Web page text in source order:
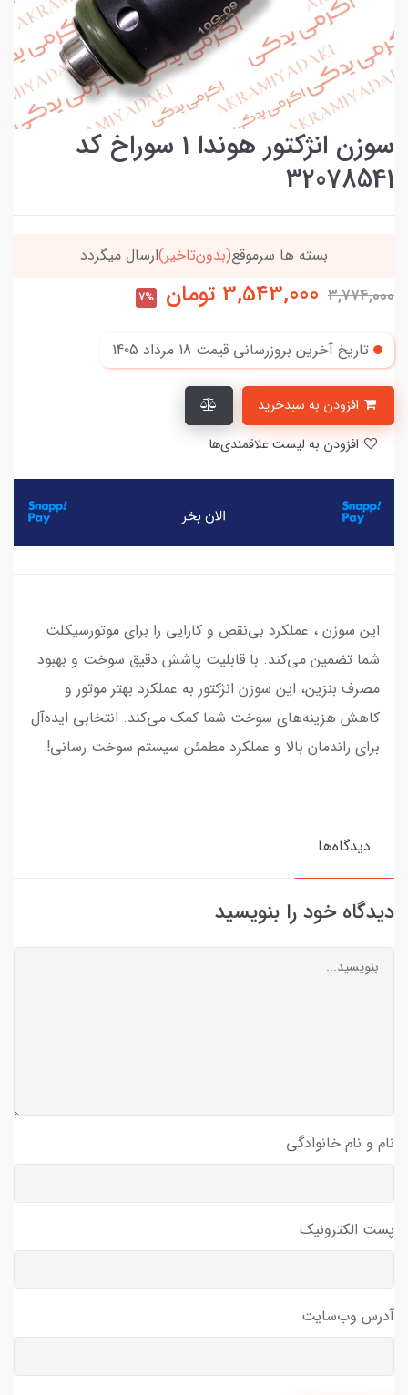
سوزن انژکتور هوندا 1 سوراخ کد
32078541
بسته ها سرموقع(بدون‌تاخیر)ارسال میگردد
3,774,000
3,543,000 تومان 7%
تاریخ آخرین بروزرسانی قیمت 18 مرداد 1405
این سوزن ، عملکرد بی‌نقص و کارایی را برای موتورسیکلت
شما تضمین می‌کند. با قابلیت پاشش دقیق سوخت و بهبود
مصرف بنزین، این سوزن انژکتور به عملکرد بهتر موتور و
کاهش هزینه‌های سوخت شما کمک می‌کند. انتخابی ایده‌آل
برای راندمان بالا و عملکرد مطمئن سیستم سوخت رسانی!
دیدگاه‌ها
دیدگاه خود را بنویسید
نام و نام خانوادگی
پست الکترونیک
آدرس وب‌سایت